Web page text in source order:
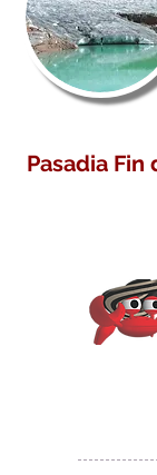
Pasadia Fin